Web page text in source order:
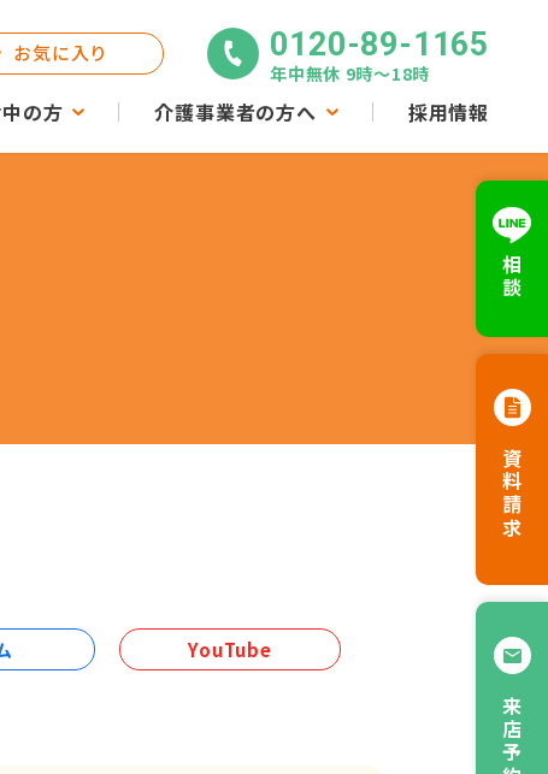
の方 介護事業者の方へ 採用情報
お気に入り 0120-89-1165
年中無休 9時〜18時
相談
資料請求
来店予約
YouTube